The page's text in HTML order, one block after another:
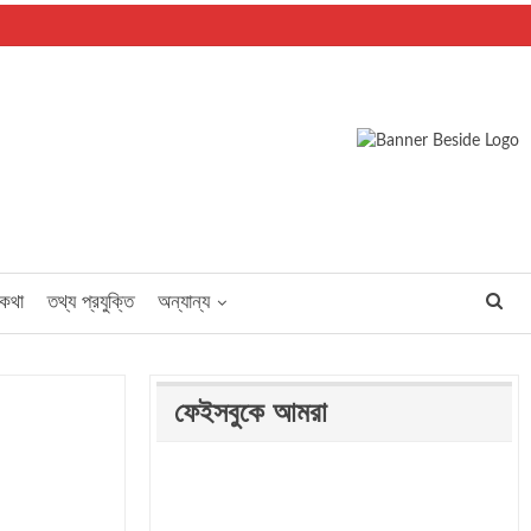
তথ্য প্রযুক্তি অন্যান্য
ফেইসবুকে আমরা